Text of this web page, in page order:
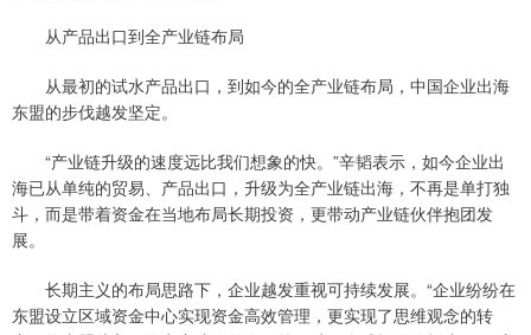
从产品出口到全产业链布局
从最初的试水产品出口，到如今的全产业链布局，中国企业出海
东盟的步伐越发坚定。
“产业链升级的速度远比我们想象的快。”辛韬表示，如今企业出
海已从单纯的贸易、产品出口，升级为全产业链出海，不再是单打独
斗，而是带着资金在当地布局长期投资，更带动产业链伙伴抱团发
展。
长期主义的布局思路下，企业越发重视可持续发展。“企业纷纷在
东盟设立区域资金中心实现资金高效管理，更实现了思维观念的转